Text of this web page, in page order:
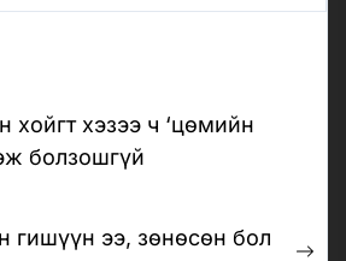
хойгт хэзээ ч ‘цөмийн
болзошгүй
гишүүн ээ, зөнөсөн бол